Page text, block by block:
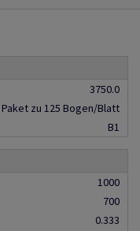
3750.0
Paket zu 125 Bogen/Blatt
B1
1000
700
0.333